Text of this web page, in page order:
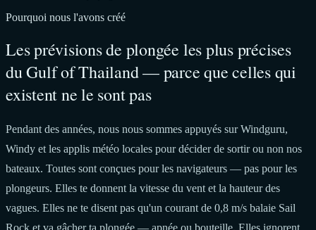
Pourquoi nous l'avons créé
Les prévisions de plongée les plus précises
du Gulf of Thailand — parce que celles qui
existent ne le sont pas
Pendant des années, nous nous sommes appuyés sur Windguru,
Windy et les applis météo locales pour décider de sortir ou non nos
bateaux. Toutes sont conçues pour les navigateurs — pas pour les
plongeurs. Elles te donnent la vitesse du vent et la hauteur des
vagues. Elles ne te disent pas qu'un courant de 0,8 m/s balaie Sail
Rock et va gâcher ta plongée — apnée ou bouteille. Elles ignorent